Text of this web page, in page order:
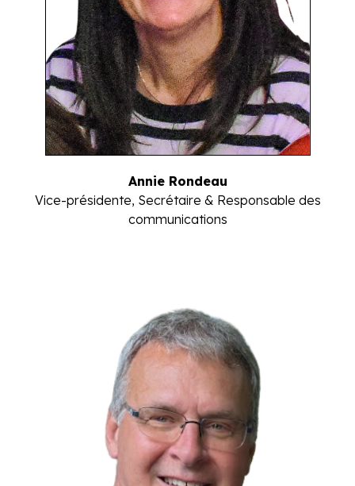
Annie Rondeau
Vice-présidente, Secrétaire & Responsable des
communications